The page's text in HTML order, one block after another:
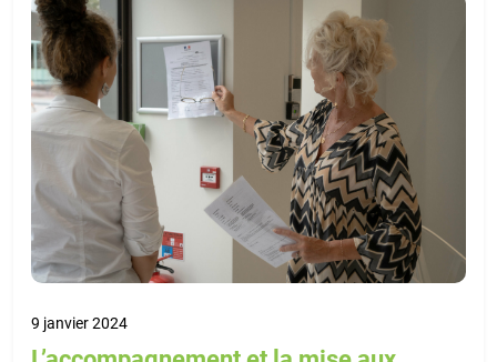
9 janvier 2024